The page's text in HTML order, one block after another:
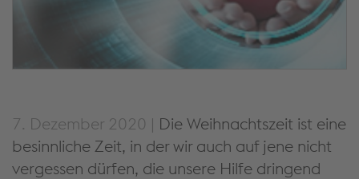
7. Dezember 2020 | Die Weihnachtszeit ist eine
besinnliche Zeit, in der wir auch auf jene nicht
vergessen dürfen, die unsere Hilfe dringend